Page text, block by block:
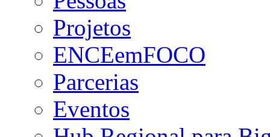
Projetos
ENCEemFOCO
Parcerias
Eventos